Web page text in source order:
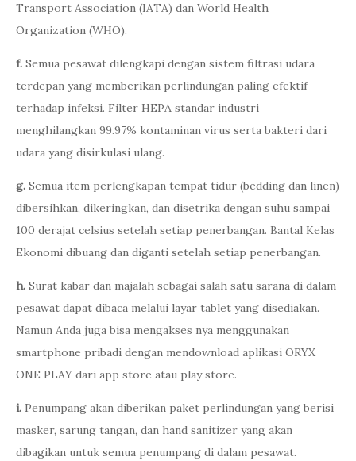
Transport Association (IATA) dan World Health
Organization (WHO).
f. Semua pesawat dilengkapi dengan sistem filtrasi udara
terdepan yang memberikan perlindungan paling efektif
terhadap infeksi. Filter HEPA standar industri
menghilangkan 99.97% kontaminan virus serta bakteri dari
udara yang disirkulasi ulang.
g. Semua item perlengkapan tempat tidur (bedding dan linen)
dibersihkan, dikeringkan, dan disetrika dengan suhu sampai
100 derajat celsius setelah setiap penerbangan. Bantal Kelas
Ekonomi dibuang dan diganti setelah setiap penerbangan.
h. Surat kabar dan majalah sebagai salah satu sarana di dalam
pesawat dapat dibaca melalui layar tablet yang disediakan.
Namun Anda juga bisa mengakses nya menggunakan
smartphone pribadi dengan mendownload aplikasi ORYX
ONE PLAY dari app store atau play store.
i. Penumpang akan diberikan paket perlindungan yang berisi
masker, sarung tangan, dan hand sanitizer yang akan
dibagikan untuk semua penumpang di dalam pesawat.